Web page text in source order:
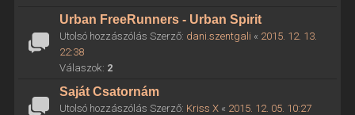
Urban FreeRunners - Urban Spirit
Utolsó hozzászólás Szerző: dani.szentgali « 2015. 12. 13.
22:38
Válaszok: 2
Saját Csatornám
Utolsó hozzászólás Szerző: Kriss X« 2015. 12. 05. 10:27